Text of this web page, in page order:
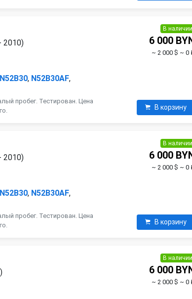
2010)
N52B30, N52B30AF,
пробег. Тестирован. Цена
В наличии
6 000
~ 2 000 $ ~ 0
В корзину
2010)
N52B30, N52B30AF,
пробег. Тестирован. Цена
В наличии
6 000
~ 2 000 $ ~ 0
В корзину
В наличии
6 000
~ 2 000 $ ~ 0